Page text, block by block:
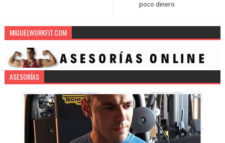
poco dinero
MIGUELWORKFIT.COM
ASESORÍAS